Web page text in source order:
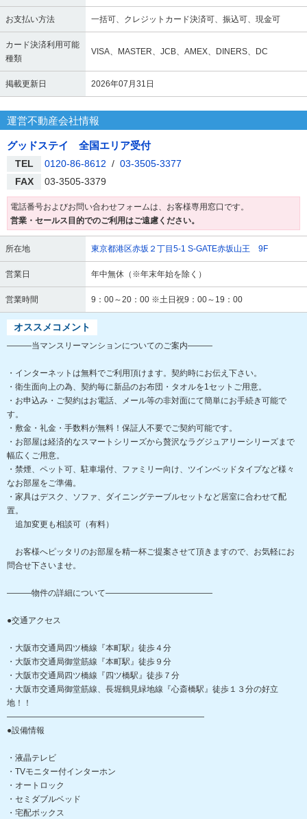
お支払い方法 一括可、クレジットカード決済可、振込可、現金可
カード決済利用可能
種類
VISA、MASTER、JCB、AMEX、DINERS、DC
掲載更新日 2026年07月31日
運営不動産会社情報
グッドステイ 全国エリア受付
TEL 0120-86-8612 / 03-3505-3377
FAX
03-3505-3379
電話番号およびお問い合わせフォームは、お客様専用窓口です。
営業・セールス目的でのご利用はご遠慮ください。
所在地 東京都港区赤坂２丁目5-1 S-GATE赤坂山王 9F
営業日 年中無休（※年末年始を除く）
営業時間 9：00～20：00 ※土日祝9：00～19：00
オススメコメント
―――当マンスリーマンションについてのご案内―――
・インターネットは無料でご利用頂けます。契約時にお伝え下さい。
・衛生面向上の為、契約毎に新品のお布団・タオルを1セットご用意。
・お申込み・ご契約はお電話、メール等の非対面にて簡単にお手続き可能で
す。
・敷金・礼金・手数料が無料！保証人不要でご契約可能です。
・お部屋は経済的なスマートシリーズから贅沢なラグジュアリーシリーズまで
幅広くご用意。
・禁煙、ペット可、駐車場付、ファミリー向け、ツインベッドタイプなど様々
なお部屋をご準備。
・家具はデスク、ソファ、ダイニングテーブルセットなど居室に合わせて配
置。
追加変更も相談可（有料）
お客様へピッタリのお部屋を精一杯ご提案させて頂きますので、お気軽にお
問合せ下さいませ。
―――物件の詳細について―――――――――――――
●交通アクセス
・大阪市交通局四ツ橋線『本町駅』徒歩４分
・大阪市交通局御堂筋線『本町駅』徒歩９分
・大阪市交通局四ツ橋線『四ツ橋駅』徒歩７分
・大阪市交通局御堂筋線、長堀鶴見緑地線『心斎橋駅』徒歩１３分の好立
地！！
――――――――――――――――――――――――
●設備情報
・液晶テレビ
・TVモニター付インターホン
・オートロック
・セミダブルベッド
・宅配ボックス